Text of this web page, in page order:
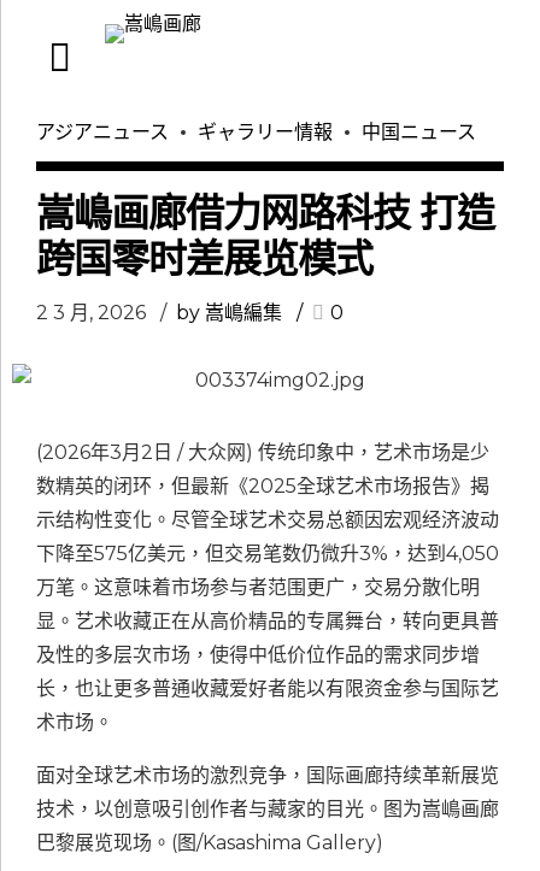
アジアニュース ギャラリー情報 中国ニュース
嵩嶋画廊借力网路科技 打造
跨国零时差展览模式
2 3 月, 2026 by 嵩嶋編集 0
(2026年3月2日 / 大众网) 传统印象中，艺术市场是少
数精英的闭环，但最新《2025全球艺术市场报告》揭
示结构性变化。尽管全球艺术交易总额因宏观经济波动
下降至575亿美元，但交易笔数仍微升3%，达到4,050
万笔。这意味着市场参与者范围更广，交易分散化明
显。艺术收藏正在从高价精品的专属舞台，转向更具普
及性的多层次市场，使得中低价位作品的需求同步增
长，也让更多普通收藏爱好者能以有限资金参与国际艺
术市场。
面对全球艺术市场的激烈竞争，国际画廊持续革新展览
技术，以创意吸引创作者与藏家的目光。图为嵩嶋画廊
巴黎展览现场。(图/Kasashima Gallery)